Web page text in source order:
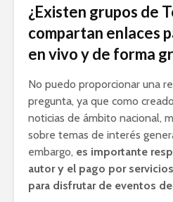
¿Existen grupos de
compartan enlaces
en vivo y de forma
No puedo proporcionar una
pregunta, ya que como
noticias de ámbito nacional,
sobre temas de interés
embargo, es importante
autor y el pago por
para disfrutar de eventos